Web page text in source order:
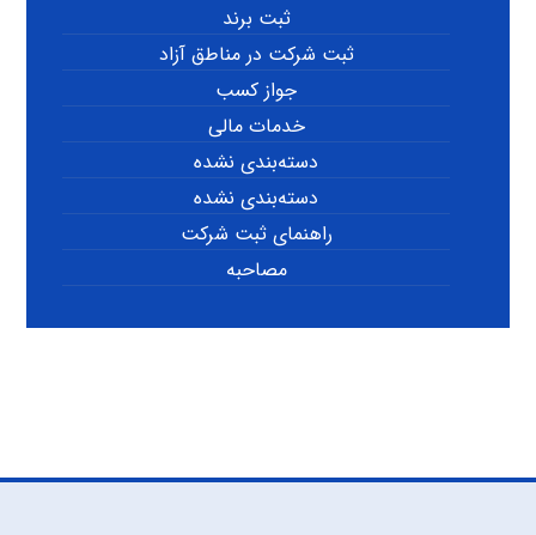
ثبت برند
ثبت شرکت در مناطق آزاد
جواز کسب
خدمات مالی
دسته‌بندی نشده
دسته‌بندی نشده
راهنمای ثبت شرکت
مصاحبه